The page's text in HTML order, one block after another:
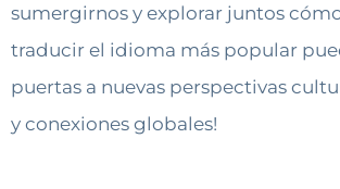
sumergirnos y explorar juntos
traducir el idioma más popular
puertas a nuevas perspectivas
y conexiones globales!